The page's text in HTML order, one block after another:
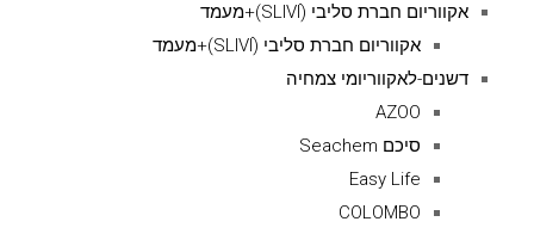
אקווריום חברת סליבי (SLIVIׂׂ)+מעמד
אקווריום חברת סליבי (SLIVIׂׂ)+מעמד
דשנים-לאקווריומי צמחיה
AZOO
סיכם Seachem
Easy Life
COLOMBO